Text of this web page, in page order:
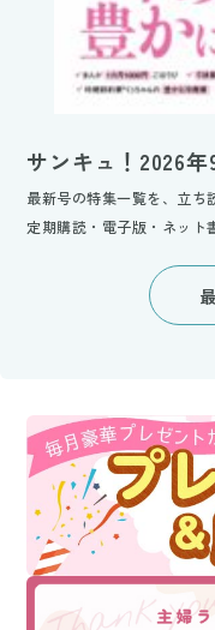
サンキュ！2026年
最新号の特集一覧を、立ち
定期購読・電子版・ネット